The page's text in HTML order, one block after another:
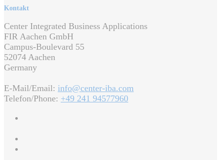
Kontakt
Center Integrated Business Applications
FIR Aachen GmbH
Campus-Boulevard 55
52074 Aachen
Germany
E-Mail/Email: info@center-iba.com
Telefon/Phone: +49 241 94577960